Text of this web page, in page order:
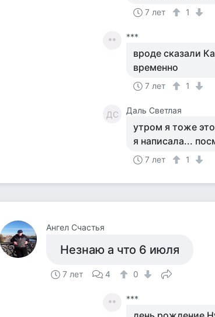
7 лет 1
** ***
вроде сказали
временно
7 лет 1
ДС Даль Светлая
утром я тоже
я написала...
7 лет 1
Ангел Счастья
Незнаю а что 6 июля
7 лет 4 0
** ***